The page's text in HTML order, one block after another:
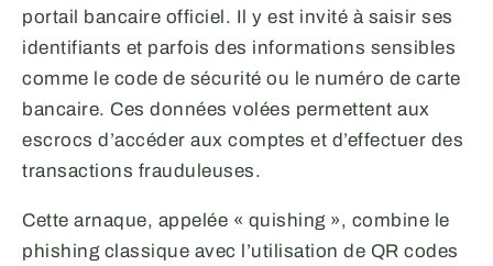
portail bancaire officiel. Il y est invité à saisir ses
identifiants et parfois des informations sensibles
comme le code de sécurité ou le numéro de carte
bancaire. Ces données volées permettent aux
escrocs d’accéder aux comptes et d’effectuer des
transactions frauduleuses.
Cette arnaque, appelée « quishing », combine le
phishing classique avec l’utilisation de QR codes